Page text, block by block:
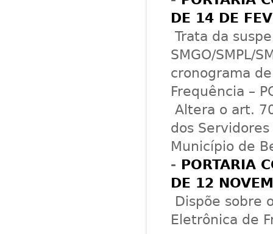
DE 14 DE
Trata da
SMGO/SMPL/
cronograma
Frequência –
Altera o art.
dos
Município de
- PORTARIA
DE 12
Dispõe sobre
Eletrônica de